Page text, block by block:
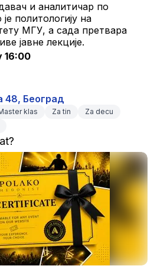
и аналитичар по
политологију на
МГУ, а сада претвара
јавне лекције.
16:00
48, Београд
klas Za tin
Za decu